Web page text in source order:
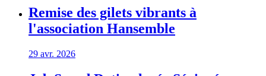
Remise des gilets vibrants à
l'association Hansemble
29 avr. 2026